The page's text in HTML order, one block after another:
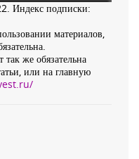
Индекс подписки:
материалов,
же обязательна
или на главную